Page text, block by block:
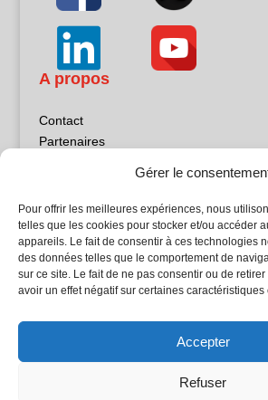
Gérer le
Pour offrir les meilleures expériences, nous
telles que les cookies pour stocker et/ou accéder
appareils. Le fait de consentir à ces technologies
des données telles que le comportement de
sur ce site. Le fait de ne pas consentir ou de
avoir un effet négatif sur certaines caractéristiques
Accepter
Refuser
A propos
Contact
Partenaires
Politique de confidentialité
Sites partenaires
5Façades
Atrium Patrimoine